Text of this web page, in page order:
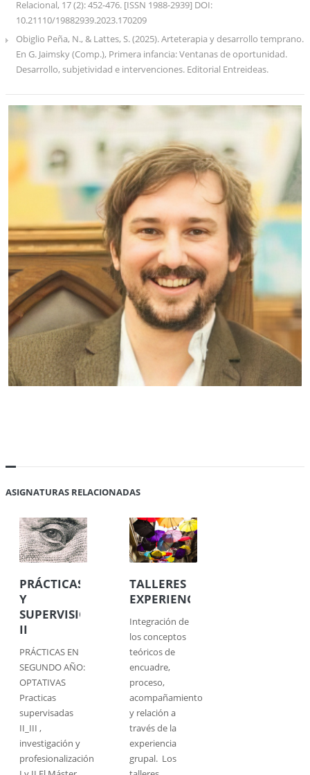
Relacional, 17 (2): 452-476. [ISSN 1988-2939] DOI:
10.21110/19882939.2023.170209
Obiglio Peña, N., & Lattes, S. (2025). Arteterapia y desarrollo temprano.
En G. Jaimsky (Comp.), Primera infancia: Ventanas de oportunidad.
Desarrollo, subjetividad e intervenciones. Editorial Entreideas.
ASIGNATURAS RELACIONADAS
PRÁCTICAS
Y
SUPERVISIÓN
II
PRÁCTICAS EN
SEGUNDO AÑO:
OPTATIVAS
Practicas
supervisadas
II_III ,
investigación y
profesionalización
TALLERES
EXPERIENCIALES
Integración de
los conceptos
teóricos de
encuadre,
proceso,
acompañamiento
y relación a
través de la
experiencia
grupal. Los